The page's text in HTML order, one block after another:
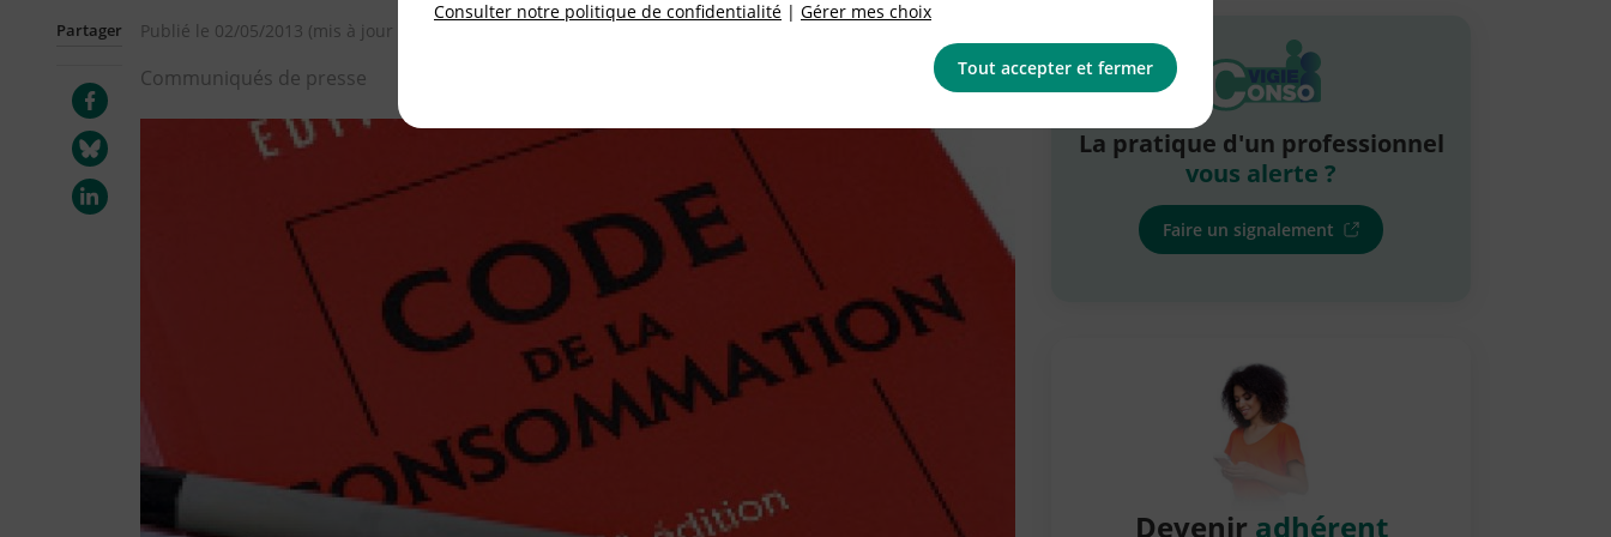
Publié le 02/05/2013 (mis à jour le
Communiqués de presse
Partager
La pratique d'un professionnel
vous alerte ?
Faire un signalement
Devenir adhérent
Consulter notre politique de confidentialité | Gérer mes choix
Tout accepter et fermer